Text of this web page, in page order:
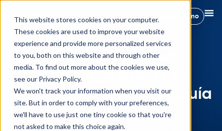
This website stores cookies on your computer.
These cookies are used to improve your website
experience and provide more personalized services
to you, both on this website and through other
media. To find out more about the cookies we use,
see our Privacy Policy.
We won't track your information when you visit our
site. But in order to comply with your preferences,
we'll have to use just one tiny cookie so that you're
not asked to make this choice again.
Reservar demo
¿Cómo crear una
estrategia eficaz de
alquiler vacacional? Guía
paso a paso